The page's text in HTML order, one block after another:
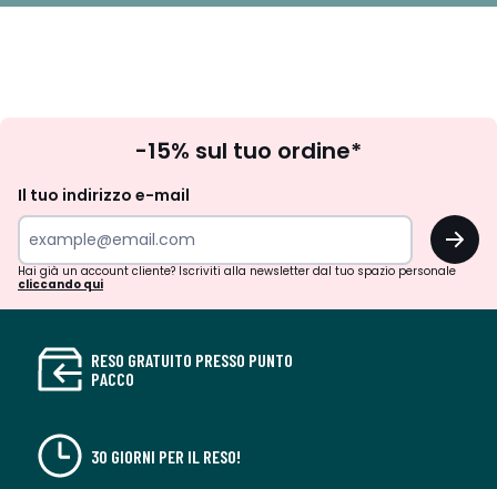
newsletter
-15% sul tuo ordine*
Il tuo indirizzo e-mail
OK
Hai già un account cliente? Iscriviti alla newsletter dal tuo spazio personale
cliccando qui
RESO GRATUITO PRESSO PUNTO
PACCO
30 GIORNI PER IL RESO!